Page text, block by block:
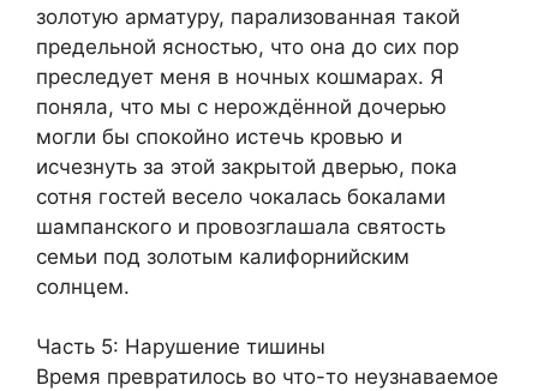
золотую арматуру, парализованная такой
предельной ясностью, что она до сих пор
преследует меня в ночных кошмарах. Я
поняла, что мы с нерождённой дочерью
могли бы спокойно истечь кровью и
исчезнуть за этой закрытой дверью, пока
сотня гостей весело чокалась бокалами
шампанского и провозглашала святость
семьи под золотым калифорнийским
солнцем.
Часть 5: Нарушение тишины
Время превратилось во что-то неузнаваемое